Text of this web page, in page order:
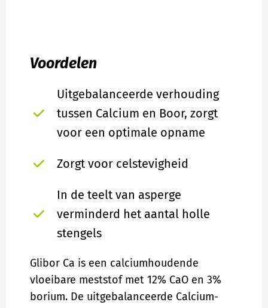
Voordelen
Uitgebalanceerde verhouding
tussen Calcium en Boor, zorgt
voor een optimale opname
Zorgt voor celstevigheid
In de teelt van asperge
verminderd het aantal holle
stengels
Glibor Ca is een calciumhoudende
vloeibare meststof met 12% CaO en 3%
borium. De uitgebalanceerde Calcium-